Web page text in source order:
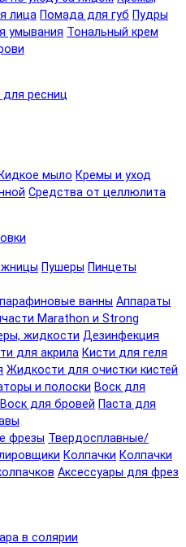
лица Помада для губ Пудры
умывания Тональный крем
для ресниц
мыло Кремы и уход
Средства от целлюлита
Пушеры Пинцеты
ванны Аппараты
Marathon и Strong
жидкости Дезинфекция
для акрила Кисти для геля
Жидкости для очистки кистей
и полоски Воск для
Воск для бровей Паста для
фрезы Твердосплавные/
Колпачки Колпачки
Аксессуары для фрез
в солярии